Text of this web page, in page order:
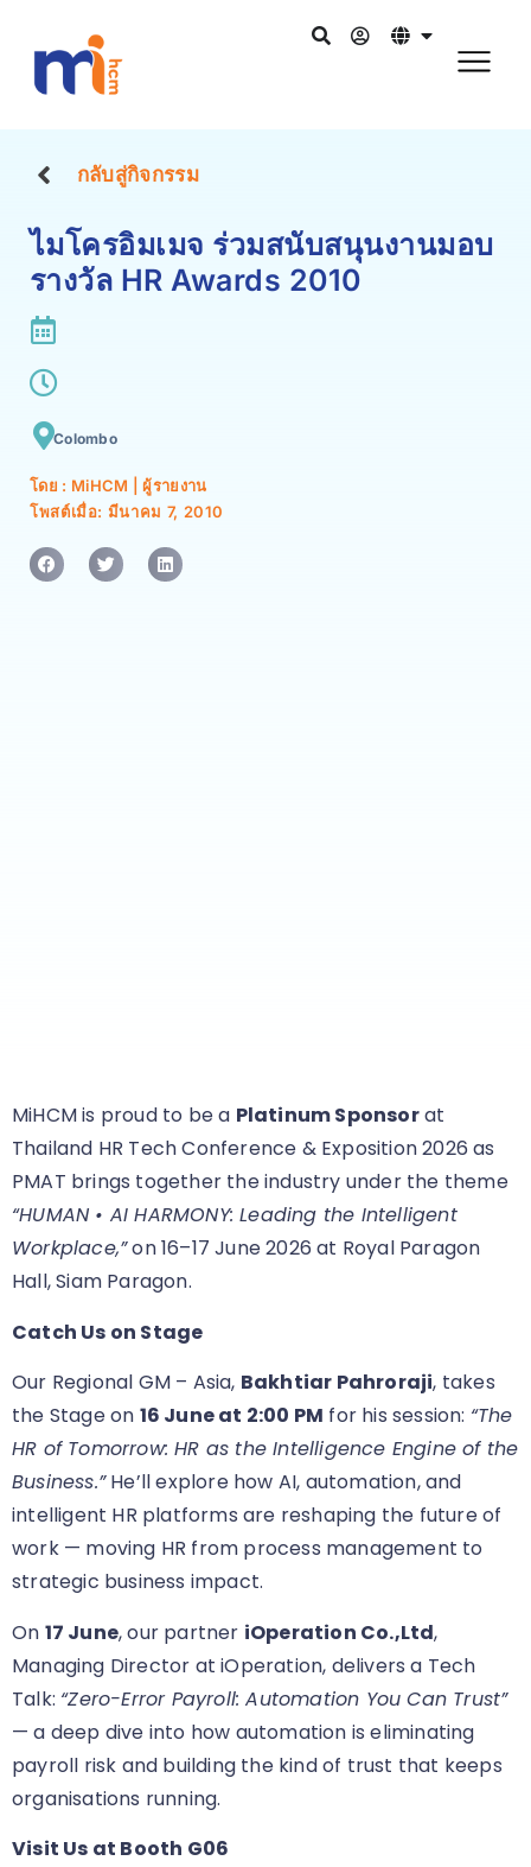
กลับสู่กิจกรรม
ไมโครอิมเมจ ร่วมสนับสนุนงานมอบ
รางวัล HR Awards 2010
Colombo
โดย : MiHCM | ผู้รายงาน
โพสต์เมื่อ: มีนาคม 7, 2010
MiHCM is proud to be a Platinum Sponsorat
Thailand HR Tech Conference & Exposition 2026 as
PMAT brings together the industry under the theme
“HUMAN • AI HARMONY: Leading the Intelligent
Workplace,”on 16–17 June 2026 at Royal Paragon
Hall, Siam Paragon.
Catch Us on Stage
Our Regional GM – Asia, Bakhtiar Pahroraji, takes
the Stage on 16 June at 2:00 PM for his session: “The
HR of Tomorrow: HR as the Intelligence Engine of the
Business.”He’ll explore how AI, automation, and
intelligent HR platforms are reshaping the future of
work — moving HR from process management to
strategic business impact.
On 17 June, our partner iOperation Co.,Ltd,
Managing Director at iOperation, delivers a Tech
Talk: “Zero-Error Payroll: Automation You Can Trust”
— a deep dive into how automation is eliminating
payroll risk and building the kind of trust that keeps
organisations running.
Visit Us at Booth G06